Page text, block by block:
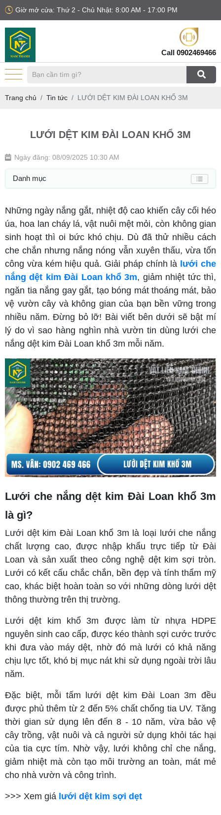
Giờ mở cửa: Thứ 2 - Chủ Nhật: 8:00 AM - 17:00 PM
Call 0902469466
Trang chủ Tin tức LƯỚI DỆT KIM ĐÀI LOAN KHỔ 3M
LƯỚI DỆT KIM ĐÀI LOAN KHỔ 3M
Ngày đăng: 08/09/2025 10:30 AM
Danh mục
Những ngày nắng gắt, nhiệt độ cao khiến cây cối héo
úa, hoa lan cháy lá, vật nuôi mệt mỏi, còn không gian
sinh hoạt thì oi bức khó chịu. Dù đã thử nhiều cách
che chắn nhưng nắng nóng vẫn xuyên thấu, vừa tốn
công vừa kém hiệu quả. Giải pháp chính là lưới che
nắng dệt kim Đài Loan khổ 3m, giảm nhiệt tức thì,
ngăn tia nắng gay gắt, tạo bóng mát thoáng mát, bảo
vệ vườn cây và không gian của bạn bền vững trong
nhiều năm. Đừng bỏ lỡ! Bài viết bên dưới sẽ bật mí
lý do vì sao hàng nghìn nhà vườn tin dùng lưới che
nắng dệt kim Đài Loan khổ 3m mỗi năm.
Lưới che nắng dệt kim Đài Loan khổ 3m
là gì?
Lưới dệt kim Đài Loan khổ 3m là loại lưới che nắng
chất lượng cao, được nhập khẩu trực tiếp từ Đài
Loan và sản xuất theo công nghệ dệt kim sợi tròn.
Lưới có kết cấu chắc chắn, bền đẹp và tính thẩm mỹ
cao, khác biệt hoàn toàn so với những dòng lưới dệt
thông thường trên thị trường.
Lưới dệt kim khổ 3m được làm từ nhựa HDPE
nguyên sinh cao cấp, được kéo thành sợi cước trước
khi đưa vào máy dệt, nhờ đó mà lưới có khả năng
chịu lực tốt, khó bị mục nát khi sử dụng ngoài trời lâu
năm.
Đặc biệt, mỗi tấm lưới dệt kim Đài Loan 3m đều
được phủ thêm từ 2 đến 5% chất chống tia UV. Tăng
thời gian sử dụng lên đến 8 - 10 năm, vừa bảo vệ
cây trồng, vật nuôi và cả người sử dụng khỏi tác hại
của tia cực tím. Nhờ vậy, lưới không chỉ che nắng,
giảm nhiệt mà còn tạo môi trường an toàn, mát mẻ
cho nhà vườn và công trình.
>>> Xem giá lưới dệt kim sợi dẹt